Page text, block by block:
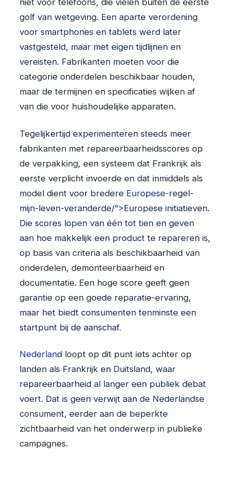
niet voor telefoons, die vielen buiten de eerste
golf van wetgeving. Een aparte verordening
voor smartphones en tablets werd later
vastgesteld, maar met eigen tijdlijnen en
vereisten. Fabrikanten moeten voor die
categorie onderdelen beschikbaar houden,
maar de termijnen en specificaties wijken af
van die voor huishoudelijke apparaten.
Tegelijkertijd experimenteren steeds meer
fabrikanten met repareerbaarheidsscores op
de verpakking, een systeem dat Frankrijk als
eerste verplicht invoerde en dat inmiddels als
model dient voor bredere Europese-regel-
mijn-leven-veranderde/”>Europese initiatieven.
Die scores lopen van één tot tien en geven
aan hoe makkelijk een product te repareren is,
op basis van criteria als beschikbaarheid van
onderdelen, demonteerbaarheid en
documentatie. Een hoge score geeft geen
garantie op een goede reparatie-ervaring,
maar het biedt consumenten tenminste een
startpunt bij de aanschaf.
Nederland loopt op dit punt iets achter op
landen als Frankrijk en Duitsland, waar
repareerbaarheid al langer een publiek debat
voert. Dat is geen verwijt aan de Nederlandse
consument, eerder aan de beperkte
zichtbaarheid van het onderwerp in publieke
campagnes.